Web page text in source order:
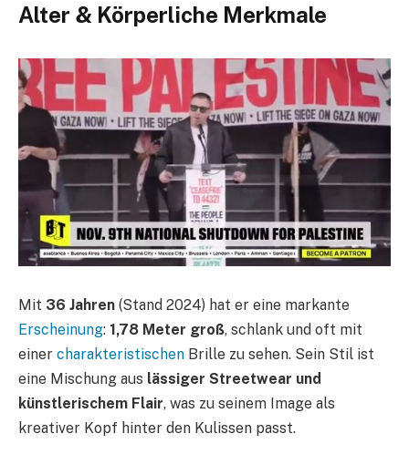
Alter & Körperliche Merkmale
Mit 36 Jahren (Stand 2024) hat er eine markante
Erscheinung: 1,78 Meter groß, schlank und oft mit
einer charakteristischen Brille zu sehen. Sein Stil ist
eine Mischung aus lässiger Streetwear und
künstlerischem Flair, was zu seinem Image als
kreativer Kopf hinter den Kulissen passt.